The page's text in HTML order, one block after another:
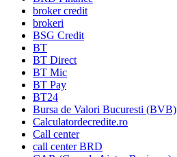
broker credit
brokeri
BSG Credit
BT
BT Direct
BT Mic
BT Pay
BT24
Bursa de Valori Bucuresti (BVB)
Calculatordecredite.ro
Call center
call center BRD